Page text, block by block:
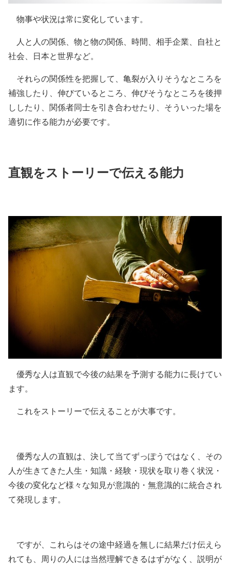
物事や状況は常に変化しています。
人と人の関係、物と物の関係、時間、相手企業、自社と
社会、日本と世界など。
それらの関係性を把握して、亀裂が入りそうなところを
補強したり、伸びているところ、伸びそうなところを後押
ししたり、関係者同士を引き合わせたり、そういった場を
適切に作る能力が必要です。
直観をストーリーで伝える能力
優秀な人は直観で今後の結果を予測する能力に長けてい
ます。
これをストーリーで伝えることが大事です。
優秀な人の直観は、決して当てずっぽうではなく、その
人が生きてきた人生・知識・経験・現状を取り巻く状況・
今後の変化など様々な知見が意識的・無意識的に統合され
て発現します。
ですが、これらはその途中経過を無しに結果だけ伝えら
れても、周りの人には当然理解できるはずがなく、説明が